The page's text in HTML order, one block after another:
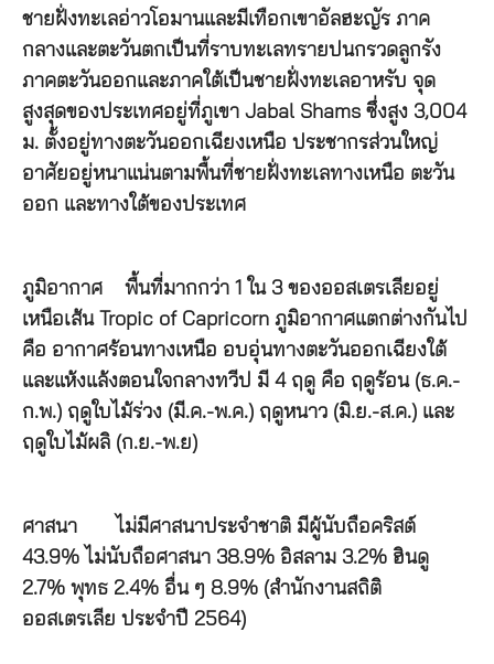
ชายฝั่งทะเลอ่าวโอมานและมีเทือกเขาอัลฮะญัร ภาค
กลางและตะวันตกเป็นที่ราบทะเลทรายปนกรวดลูกรัง
ภาคตะวันออกและภาคใต้เป็นชายฝั่งทะเลอาหรับ จุด
สูงสุดของประเทศอยู่ที่ภูเขา Jabal Shams ซึ่งสูง 3,004
ม. ตั้งอยู่ทางตะวันออกเฉียงเหนือ ประชากรส่วนใหญ่
อาศัยอยู่หนาแน่นตามพื้นที่ชายฝั่งทะเลทางเหนือ ตะวัน
ออก และทางใต้ของประเทศ
ภูมิอากาศ พื้นที่มากกว่า 1 ใน 3 ของออสเตรเลียอยู่
เหนือเส้น Tropic of Capricorn ภูมิอากาศแตกต่างกันไป
คือ อากาศร้อนทางเหนือ อบอุ่นทางตะวันออกเฉียงใต้
และแห้งแล้งตอนใจกลางทวีป มี 4 ฤดู คือ ฤดูร้อน (ธ.ค.-
ก.พ.) ฤดูใบไม้ร่วง (มี.ค.-พ.ค.) ฤดูหนาว (มิ.ย.-ส.ค.) และ
ฤดูใบไม้ผลิ (ก.ย.-พ.ย)
ศาสนา
ไม่มีศาสนาประจำชาติ มีผู้นับถือคริสต์
43.9% ไม่นับถือศาสนา 38.9% อิสลาม 3.2% ฮินดู
2.7% พุทธ 2.4% อื่น ๆ 8.9% (สำนักงานสถิติ
ออสเตรเลีย ประจำปี 2564)